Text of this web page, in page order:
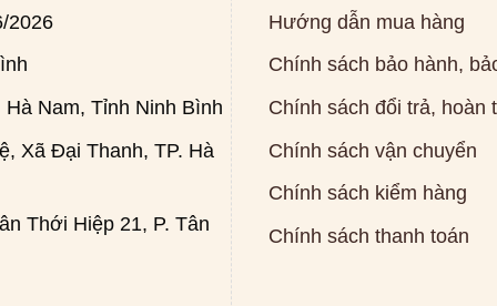
2026
Nam, Tỉnh Ninh Bình
Xã Đại Thanh, TP. Hà
Thới Hiệp 21, P. Tân
Hướng dẫn mua hàng
Chính sách bảo hành,
Chính sách đổi trả, hoàn
Chính sách vận chuyển
Chính sách kiểm hàng
Chính sách thanh toán